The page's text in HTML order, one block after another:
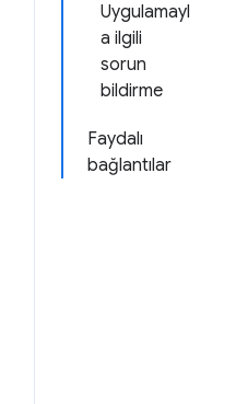
Uygulamayl
a ilgili
sorun
bildirme
Faydalı
bağlantılar